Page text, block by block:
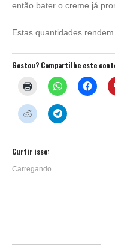
então bater o creme já
Estas quantidades
Gostou? Compartilhe este
Clique
para
em
nova
janela)
Clique
para
no
WhatsApp(abre
em
Clique
para
Clique
para
Reddit(abre
em
janela)
Clique
para
Curtir isso:
Carregando...